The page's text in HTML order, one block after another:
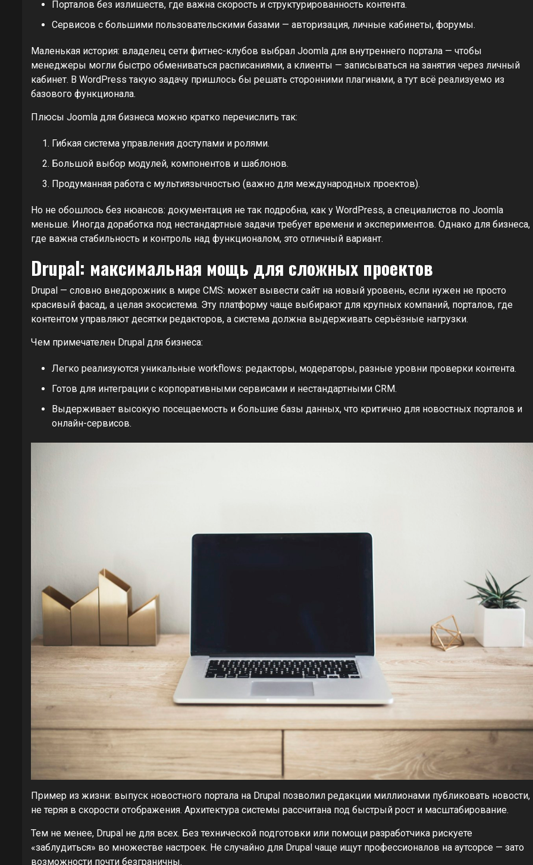
Порталов без излишеств, где важна скорость и структурированность контента.
Сервисов с большими пользовательскими базами — авторизация, личные кабинеты, форумы.
Маленькая история: владелец сети фитнес-клубов выбрал Joomla для внутреннего портала — чтобы
менеджеры могли быстро обмениваться расписаниями, а клиенты — записываться на занятия через личный
кабинет. В WordPress такую задачу пришлось бы решать сторонними плагинами, а тут всё реализуемо из
базового функционала.
Плюсы Joomla для бизнеса можно кратко перечислить так:
Гибкая система управления доступами и ролями.
Большой выбор модулей, компонентов и шаблонов.
Продуманная работа с мультиязычностью (важно для международных проектов).
Но не обошлось без нюансов: документация не так подробна, как у WordPress, а специалистов по Joomla
меньше. Иногда доработка под нестандартные задачи требует времени и экспериментов. Однако для бизнеса,
где важна стабильность и контроль над функционалом, это отличный вариант.
Drupal: максимальная мощь для сложных проектов
Drupal — словно внедорожник в мире CMS: может вывести сайт на новый уровень, если нужен не просто
красивый фасад, а целая экосистема. Эту платформу чаще выбирают для крупных компаний, порталов, где
контентом управляют десятки редакторов, а система должна выдерживать серьёзные нагрузки.
Чем примечателен Drupal для бизнеса:
Легко реализуются уникальные workflows: редакторы, модераторы, разные уровни проверки контента.
Готов для интеграции с корпоративными сервисами и нестандартными CRM.
Выдерживает высокую посещаемость и большие базы данных, что критично для новостных порталов и
онлайн-сервисов.
Пример из жизни: выпуск новостного портала на Drupal позволил редакции миллионами публиковать новости,
не теряя в скорости отображения. Архитектура системы рассчитана под быстрый рост и масштабирование.
Тем не менее, Drupal не для всех. Без технической подготовки или помощи разработчика рискуете
«заблудиться» во множестве настроек. Не случайно для Drupal чаще ищут профессионалов на аутсорсе — зато
возможности почти безграничны.